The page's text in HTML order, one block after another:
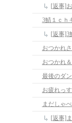
[返事]
3鯖１ｃｈ
[返事]3
おつかれ
おつかれ
最後のダ
お疲れっす
まだしゃ
[返事]